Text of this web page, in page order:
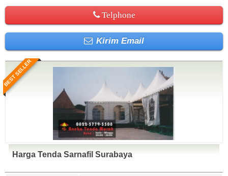
Telphone
Kirim Email
BEST SELLER
Harga Tenda Sarnafil Surabaya